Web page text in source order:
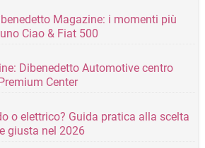
Magazine: i momenti più
Ciao & Fiat 500
Dibenedetto Automotive centro
Center
o elettrico? Guida pratica alla scelta
giusta nel 2026